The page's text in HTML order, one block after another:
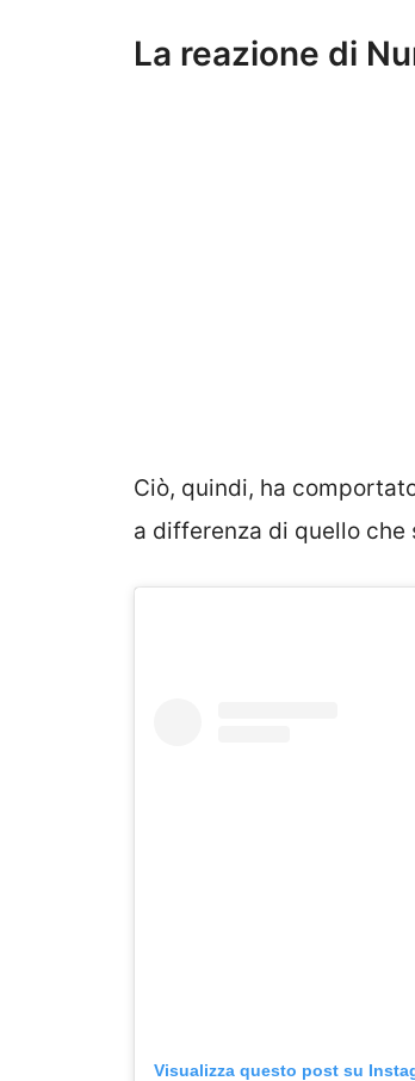
La reazione di
Ciò, quindi, ha
a differenza di quello che
Visualizza questo post su